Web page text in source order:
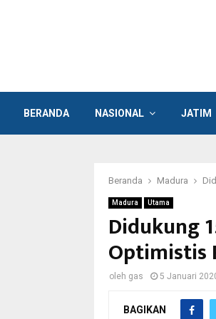
BERANDA NASIONAL JATIM
Beranda Madura
Madura Utama
Didukung
Optimistis
oleh gas 5 Januari
BAGIKAN